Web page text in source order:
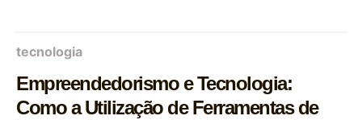
tecnologia
Empreendedorismo e Tecnologia:
Como a Utilização de Ferramentas de